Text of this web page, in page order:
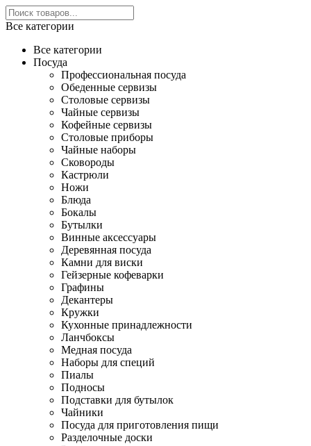
Все категории
Все категории
Посуда
Профессиональная посуда
Обеденные сервизы
Столовые сервизы
Чайные сервизы
Кофейные сервизы
Столовые приборы
Чайные наборы
Сковороды
Кастрюли
Ножи
Блюда
Бокалы
Бутылки
Винные аксессуары
Деревянная посуда
Камни для виски
Гейзерные кофеварки
Графины
Декантеры
Кружки
Кухонные принадлежности
Ланчбоксы
Медная посуда
Наборы для специй
Пиалы
Подносы
Подставки для бутылок
Чайники
Посуда для приготовления пищи
Разделочные доски